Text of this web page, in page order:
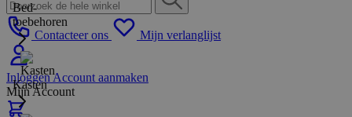
Contacteer ons Mijn verlanglijst
InloggenAccount aanmaken
Mijn Account
Bed-
toebehoren
Kasten